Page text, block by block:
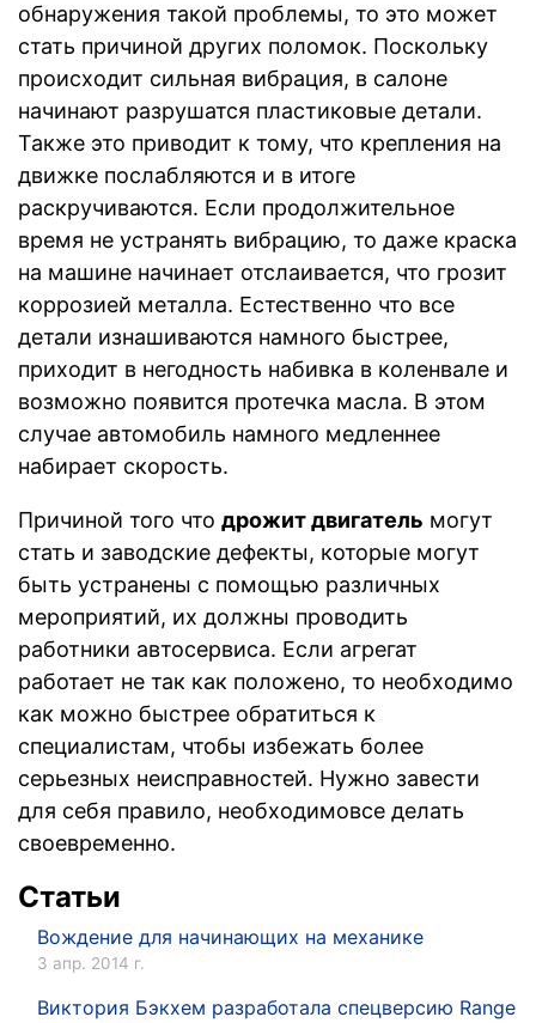
обнаружения такой проблемы, то это может
стать причиной других поломок. Поскольку
происходит сильная вибрация, в салоне
начинают разрушатся пластиковые детали.
Также это приводит к тому, что крепления на
движке послабляются и в итоге
раскручиваются. Если продолжительное
время не устранять вибрацию, то даже краска
на машине начинает отслаивается, что грозит
коррозией металла. Естественно что все
детали изнашиваются намного быстрее,
приходит в негодность набивка в коленвале и
возможно появится протечка масла. В этом
случае автомобиль намного медленнее
набирает скорость.
Причиной того что дрожит двигатель могут
стать и заводские дефекты, которые могут
быть устранены с помощью различных
мероприятий, их должны проводить
работники автосервиса. Если агрегат
работает не так как положено, то необходимо
как можно быстрее обратиться к
специалистам, чтобы избежать более
серьезных неисправностей. Нужно завести
для себя правило, необходимовсе делать
своевременно.
Статьи
Вождение для начинающих на механике
3 апр. 2014 г.
Виктория Бэкхем разработала спецверсию Range